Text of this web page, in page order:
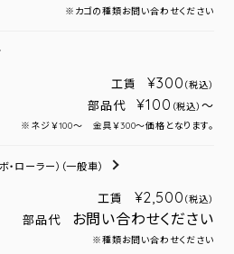
※カゴの種類お問い合わせください
工賃 ¥300 （税込）
部品代 ¥100 （税込） ～
※ネジ￥100～ 金具￥300～価格となります。
・ローラー） （一般車）
工賃 ¥2,500 （税込）
部品代 お問い合わせください
※種類お問い合わせください